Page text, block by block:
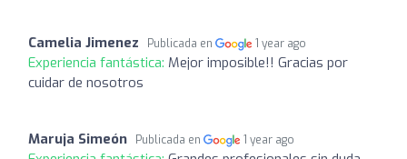
Camelia Jimenez Publicada en 1 year ago
Experiencia fantástica: Mejor imposible!! Gracias por
cuidar de nosotros
Maruja Simeón Publicada en 1 year ago